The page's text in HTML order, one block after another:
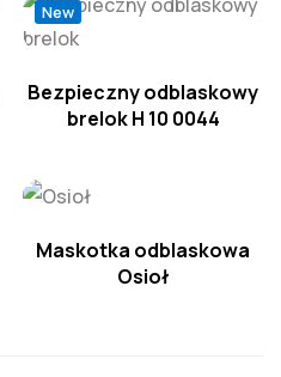
New
Bezpieczny odblaskowy
brelok H 10 0044
Maskotka odblaskowa
Osioł